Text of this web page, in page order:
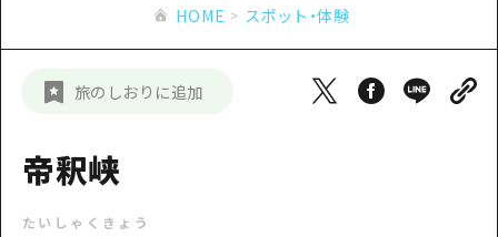
ナイトライフ
備北
芸北
芸北
山口県東部
アクセス
新着情報
事業者・学校関係者の皆さま
HOME スポット・体験
旅のしおりに追加
帝釈峡
たいしゃくきょう